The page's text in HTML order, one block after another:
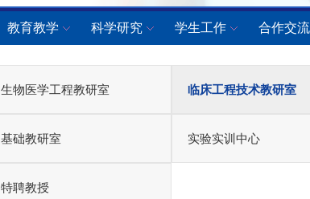
教育教学 科学研究 学生工作 合作交流
生物医学工程教研室 临床工程技术教研室
基础教研室 实验实训中心
特聘教授